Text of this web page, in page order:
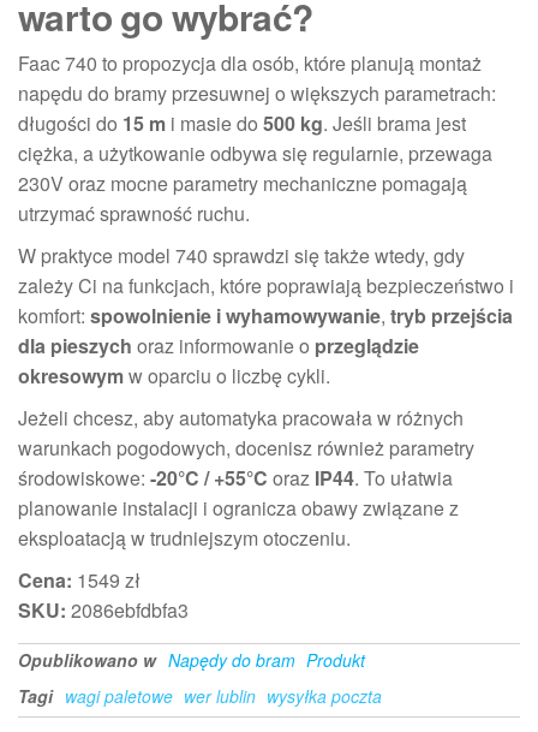
warto go wybrać?
Faac 740 to propozycja dla osób, które planują montaż
napędu do bramy przesuwnej o większych parametrach:
długości do 15 m i masie do 500 kg. Jeśli brama jest
ciężka, a użytkowanie odbywa się regularnie, przewaga
230V oraz mocne parametry mechaniczne pomagają
utrzymać sprawność ruchu.
W praktyce model 740 sprawdzi się także wtedy, gdy
zależy Ci na funkcjach, które poprawiają bezpieczeństwo i
komfort: spowolnienie i wyhamowywanie, tryb przejścia
dla pieszych oraz informowanie o przeglądzie
okresowymw oparciu o liczbę cykli.
Jeżeli chcesz, aby automatyka pracowała w różnych
warunkach pogodowych, docenisz również parametry
środowiskowe: -20°C / +55°C oraz IP44. To ułatwia
planowanie instalacji i ogranicza obawy związane z
eksploatacją w trudniejszym otoczeniu.
Cena: 1549 zł
SKU: 2086ebfdbfa3
Opublikowano w Napędy do bram Produkt
Tagi wagi paletowe wer lublin wysyłka poczta